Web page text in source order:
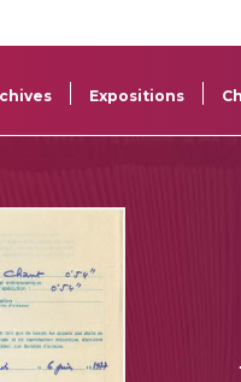
Sacem
projets
Expositions